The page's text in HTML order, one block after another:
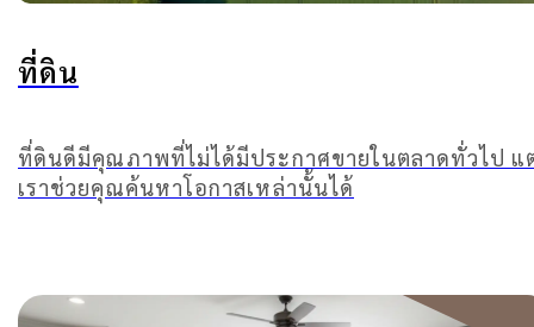
ที่ดิน
ที่ดินดีมีคุณภาพที่ไม่ได้มีประกาศขายในตลาดทั่วไป แ
เราช่วยคุณค้นหาโอกาสเหล่านั้นได้